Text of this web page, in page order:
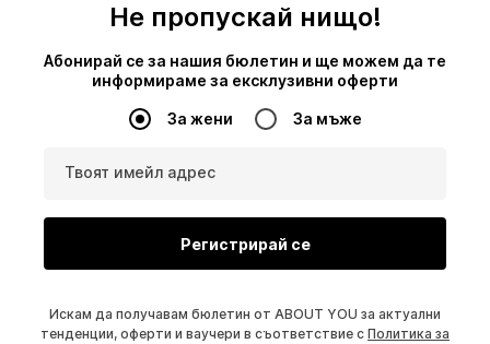
Не пропускай нищо!
Абонирай се за нашия бюлетин и ще можем да те
информираме за ексклузивни оферти
За жени За мъже
Твоят имейл адрес
Регистрирай се
Искам да получавам бюлетин от ABOUT YOU за актуални
тенденции, оферти и ваучери в съответствие с Политика за